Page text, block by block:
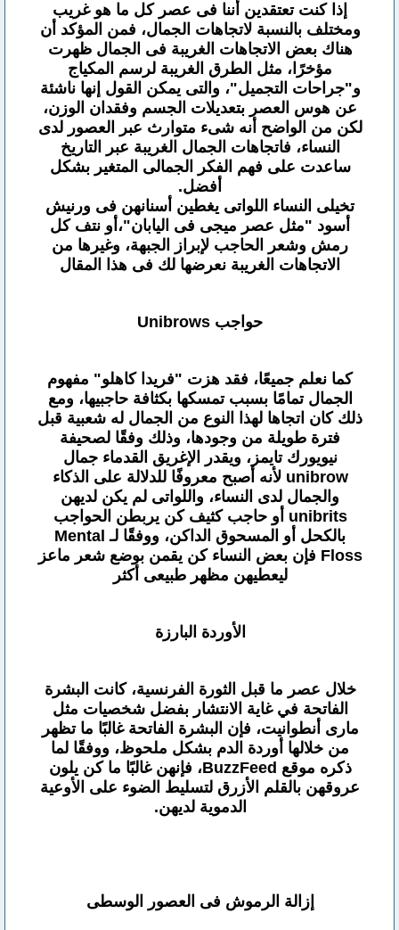
إذا كنت تعتقدين أننا فى عصر كل ما هو غريب
ومختلف بالنسبة لاتجاهات الجمال، فمن المؤكد أن
هناك بعض الاتجاهات الغريبة فى الجمال ظهرت
مؤخرًا، مثل الطرق الغريبة لرسم المكياج
و"جراحات التجميل"، والتى يمكن القول إنها ناشئة
عن هوس العصر بتعديلات الجسم وفقدان الوزن،
لكن من الواضح أنه شىء متوارث عبر العصور لدى
النساء، فاتجاهات الجمال الغريبة عبر التاريخ
ساعدت على فهم الفكر الجمالى المتغير بشكل
أفضل.
تخيلى النساء اللواتى يغطين أسنانهن فى ورنيش
أسود "مثل عصر ميجى فى اليابان"،أو نتف كل
رمش وشعر الحاجب لإبراز الجبهة، وغيرها من
الاتجاهات الغريبة نعرضها لك فى هذا المقال
حواجب Unibrows
كما نعلم جميعًا، فقد هزت "فريدا كاهلو" مفهوم
الجمال تمامًا بسبب تمسكها بكثافة حاجبيها، ومع
ذلك كان اتجاها لهذا النوع من الجمال له شعبية قبل
فترة طويلة من وجودها، وذلك وفقًا لصحيفة
نيويورك تايمز، ويقدر الإغريق القدماء جمال
unibrow لأنه أصبح معروفًا للدلالة على الذكاء
والجمال لدى النساء، واللواتى لم يكن لديهن
unibrits أو حاجب كثيف كن يربطن الحواجب
بالكحل أو المسحوق الداكن، ووفقًا لـ Mental
Floss فإن بعض النساء كن يقمن بوضع شعر ماعز
ليعطيهن مظهر طبيعى أكثر
الأوردة البارزة
خلال عصر ما قبل الثورة الفرنسية، كانت البشرة
الفاتحة في غاية الانتشار بفضل شخصيات مثل
مارى أنطوانيت، فإن البشرة الفاتحة غالبًا ما تظهر
من خلالها أوردة الدم بشكل ملحوظ، ووفقًا لما
ذكره موقع BuzzFeed، فإنهن غالبًا ما كن يلون
عروقهن بالقلم الأزرق لتسليط الضوء على الأوعية
الدموية لديهن.
إزالة الرموش فى العصور الوسطى